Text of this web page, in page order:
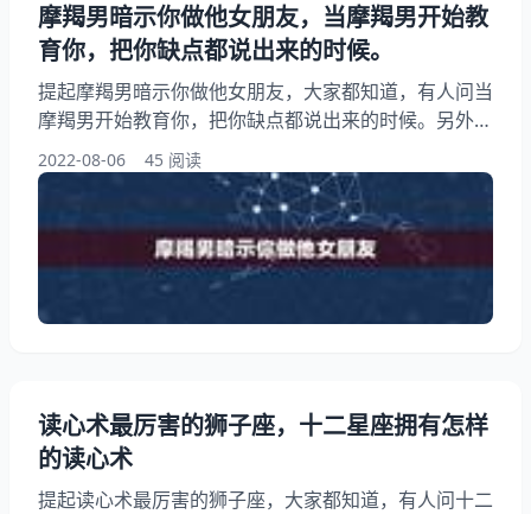
摩羯男暗示你做他女朋友，当摩羯男开始教
育你，把你缺点都说出来的时候。
提起摩羯男暗示你做他女朋友，大家都知道，有人问当
摩羯男开始教育你，把你缺点都说出来的时候。另外，
还有人想问摩羯座男暗恋你的表现是什么？你知道这是
怎么回事？其实被摩羯男删除和他说我们做朋友吧他会
同意加回来吗？下面就一起来看看当摩羯男开始教育
你，把你缺点都说出来的时候。希望能够帮助到大家！
摩羯男暗示你做他女朋友 1、当摩羯男开始教育你，把
你缺点都说出来的时候。 摩羯对待朋友都很真心的
2022-08-06 45 阅读
读心术最厉害的狮子座，十二星座拥有怎样
的读心术
提起读心术最厉害的狮子座，大家都知道，有人问十二